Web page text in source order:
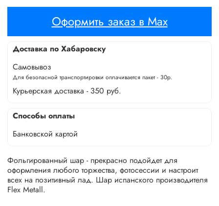
Оформить заказ в Max
Доставка по Хабаровску
Самовывоз
Для безопасной транспортировки оплачивается пакет - 30р.
Курьерская доставка - 350 руб.
Способы оплаты
Банковской картой
Фольгированный шар - прекрасно подойдет для
оформления любого торжества, фотосессии и настроит
всех на позитивный лад. Шар испанского производителя
Flex Metall.